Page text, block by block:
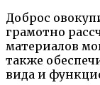
Доброс
грамотно
материалов
также
вида и